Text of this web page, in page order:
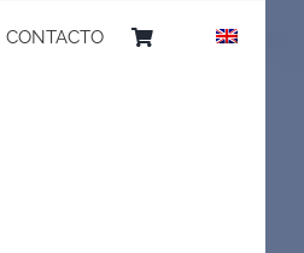
CONTACTO